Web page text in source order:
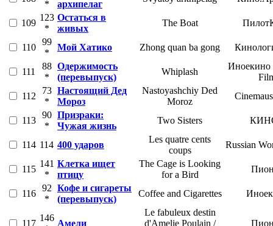
*
архипелаг
109
123
*
Остаться в
живых
The Boat
110
99
*
Мой Хатико Zhong quan ba gong
111
88
*
Одержимость
(перевыпуск)
Whiplash
Иноекино
112
73
*
Настоящий Дед
Мороз
Nastoyashchiy Ded
Moroz
113
90
*
Призраки:
Чужая жизнь
Two Sisters
114 114 400 ударов
Les quatre cents
coups
Russian
115
141
*
Клетка ищет
птицу
The Cage is Looking
for a Bird
116
92
*
Кофе и сигареты
(перевыпуск)
Coffee and Cigarettes
117
146
Амели
Le fabuleux destin
d'Amelie Poulain /